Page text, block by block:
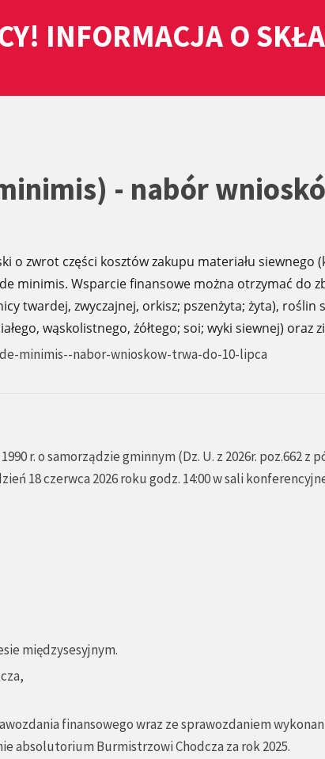
INFORMACJA O
- nabór
o zwrot części kosztów zakupu materiału siewnego
minimis. Wsparcie finansowe można otrzymać do
twardej, zwyczajnej, orkisz; pszenżyta; żyta), roślin
wąskolistnego, żółtego; soi; wyki siewnej) oraz
minimis--nabor-wnioskow-trwa-do-10-lipca
r. o samorządzie gminnym (Dz. U. z 2026r. poz.662 z
18 czerwca 2026 roku godz. 14:00 w sali
międzysesyjnym.
finansowego wraz ze sprawozdaniem
absolutorium Burmistrzowi Chodcza za rok 2025.